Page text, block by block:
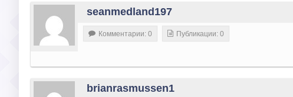
seanmedland197
Комментарии: 0 Публикации: 0
brianrasmussen1